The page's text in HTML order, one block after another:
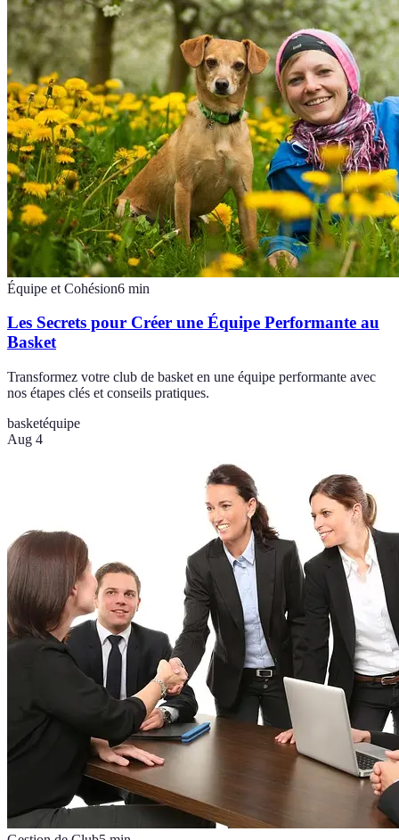
Équipe et Cohésion6 min
Les Secrets pour Créer une Équipe Performante au
Basket
Transformez votre club de basket en une équipe performante avec
nos étapes clés et conseils pratiques.
basketéquipe
Aug 4